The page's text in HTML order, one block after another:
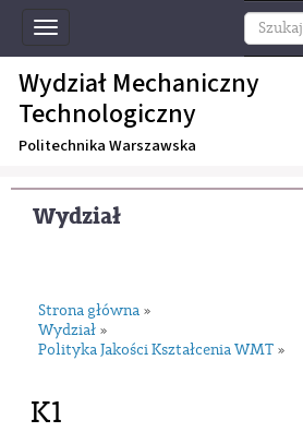
Toggle
navigation
Wydział Mechaniczny
Technologiczny
Politechnika Warszawska
Wydział
Strona główna »
Wydział »
Polityka Jakości Kształcenia WMT »
K1